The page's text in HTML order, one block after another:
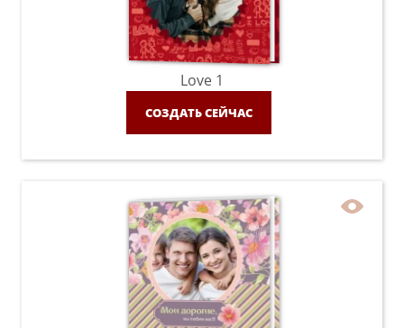
Love 1
СОЗДАТЬ СЕЙЧАС